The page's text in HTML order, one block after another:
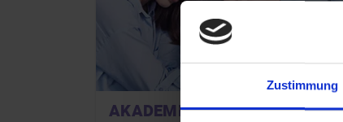
Zustimmung
AKADEMIKER